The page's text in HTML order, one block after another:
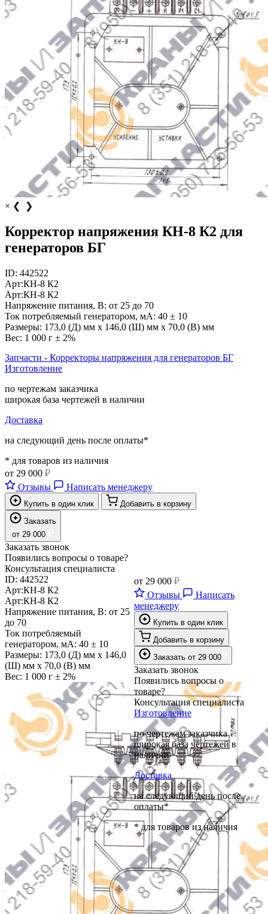
× ❮ ❯
Корректор напряжения КН-8 К2 для
генераторов БГ
ID: 442522
Арт:КН-8 К2
Арт:КН-8 К2
Напряжение питания, В: от 25 до 70
Ток потребляемый генератором, мА: 40 ± 10
Размеры: 173,0 (Д) мм х 146,0 (Ш) мм х 70,0 (В) мм
Вес: 1 000 г ± 2%
Запчасти - Корректоры напряжения для генераторов БГ
Изготовление
по чертежам заказчика
широкая база чертежей в наличии
Доставка
на следующий день после оплаты*
* для товаров из наличия
от 29 000 ₽
Отзывы
Написать менеджеру
Купить в один клик
Добавить в корзину
Заказать
от 29 000
Заказать звонок
Появились вопросы о товаре?
Консультация специалиста
ID: 442522
Арт:КН-8 К2
Арт:КН-8 К2
Напряжение питания, В: от 25
до 70
Ток потребляемый
генератором, мА: 40 ± 10
Размеры: 173,0 (Д) мм х 146,0
(Ш) мм х 70,0 (В) мм
Вес: 1 000 г ± 2%
от 29 000 ₽
Отзывы
Написать
менеджеру
Купить в один клик
Добавить в корзину
Заказать от 29 000
Заказать звонок
Появились вопросы о
товаре?
Консультация специалиста
Изготовление
по чертежам заказчика
широкая база чертежей в
наличии
Доставка
на следующий день после
оплаты*
* для товаров из наличия